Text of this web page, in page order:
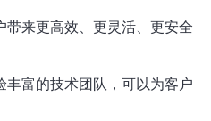
来更高效、更灵活、更安全
富的技术团队，可以为客户